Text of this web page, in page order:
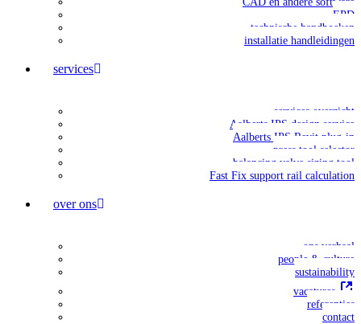
EPD
technische handboeken
installatie handleidingen
services
services overzicht
Aalberts IPS design service
Aalberts IPS Revit plug-in
press tool selector
balancing valve sizing tool
Fast Fix support rail calculation
over ons
ons verhaal
people & culture
sustainability
vacatures
referenties
contact